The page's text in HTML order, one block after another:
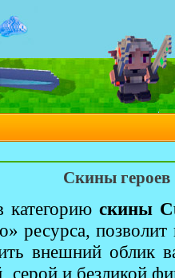
Скины героев
категорию скины
ресурса,
внешний облик
и безликой